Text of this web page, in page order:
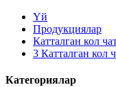
Үй
Продукциялар
Катталган кол
3 Катталган кол
Категориялар